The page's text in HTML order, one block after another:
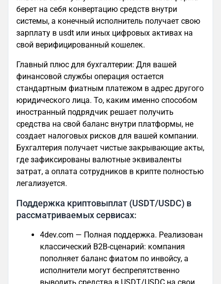
берет на себя конвертацию средств внутри
системы, а конечный исполнитель получает свою
зарплату в usdt или иных цифровых активах на
свой верифицированный кошелек.
Главный плюс для бухгалтерии: Для вашей
финансовой службы операция остается
стандартным фиатным платежом в адрес другого
юридического лица. То, каким именно способом
иностранный подрядчик решает получить
средства на свой баланс внутри платформы, не
создает налоговых рисков для вашей компании.
Бухгалтерия получает чистые закрывающие акты,
где зафиксированы валютные эквиваленты
затрат, а оплата сотрудников в крипте полностью
легализуется.
Поддержка криптовыплат (USDT/USDC) в
рассматриваемых сервисах:
4dev.com — Полная поддержка. Реализован
классический B2B-сценарий: компания
пополняет баланс фиатом по инвойсу, а
исполнители могут беспрепятственно